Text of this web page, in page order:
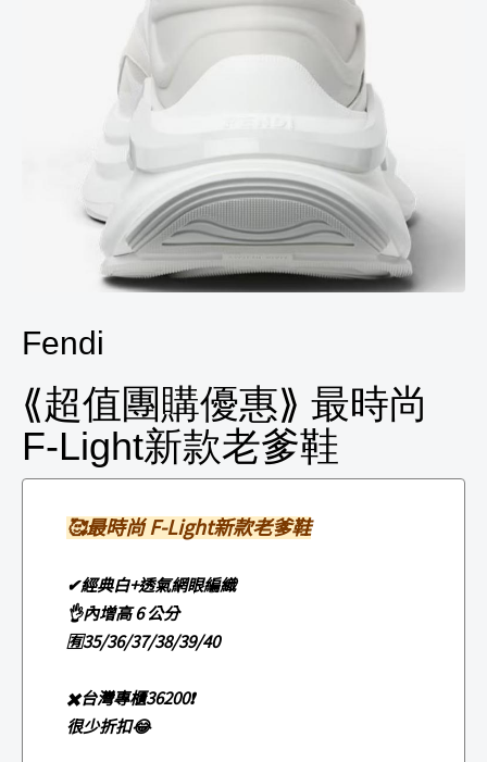
Fendi
⟪超值團購優惠⟫ 最時尚
F-Light新款老爹鞋
🥰最時尚F-Light新款老爹鞋
✔經典白+透氣網眼編織
👌內增高 6 公分
🈶35/36/37/38/39/40
✖️台灣專櫃36200❗️
很少折扣😂